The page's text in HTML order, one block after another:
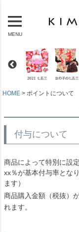
MENU
HOME ポイントについて
付与について
商品によって特別に設
xx％が基本付与率とな
ます）
商品購入金額（税抜）が
れます。